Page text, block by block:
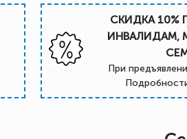
СКИДКА 10%
ИНВАЛИДАМ,
При